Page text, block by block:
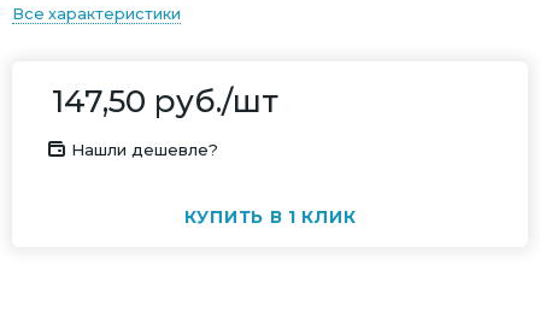
Все характеристики
147,50 руб./шт
Нашли дешевле?
КУПИТЬ В 1 КЛИК